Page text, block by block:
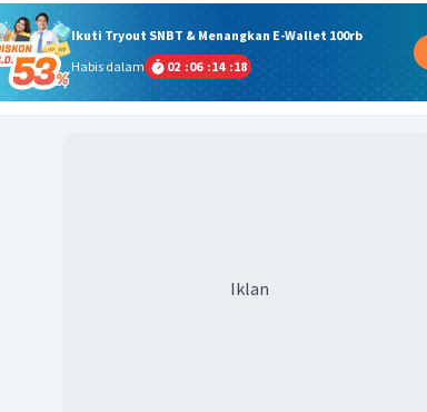
Ikuti Tryout SNBT & Menangkan E-Wallet 100rb
Habis dalam
02 :06 :14 :17
Iklan